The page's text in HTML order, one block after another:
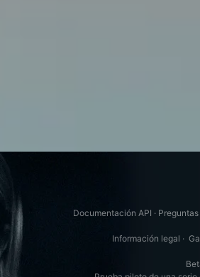
Documentación API ·
Información legal ·